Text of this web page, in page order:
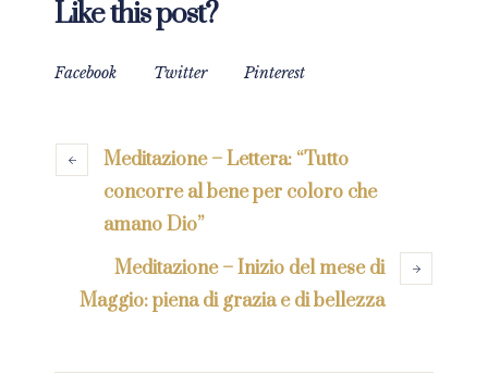
Like this post?
Facebook Twitter Pinterest
Meditazione – Lettera: “Tutto
concorre al bene per coloro che
amano Dio”
Meditazione – Inizio del mese di
Maggio: piena di grazia e di bellezza